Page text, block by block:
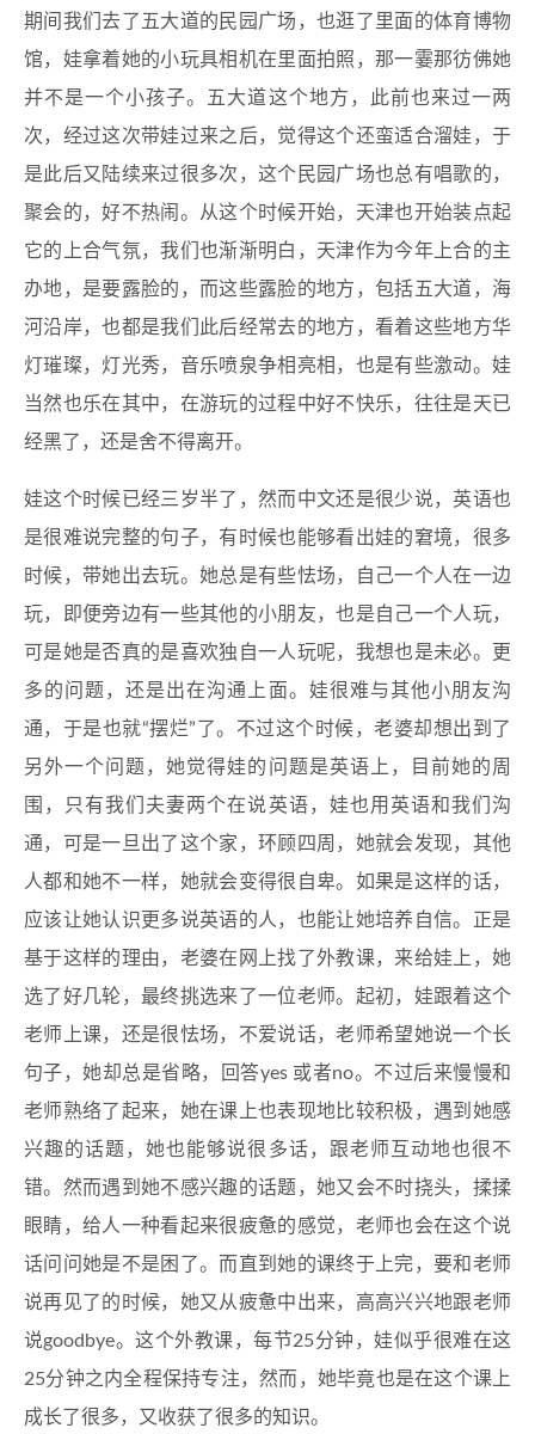
期间我们去了五大道的民园广场，也逛了里面的体育博物
馆，娃拿着她的小玩具相机在里面拍照，那一霎那彷佛她
并不是一个小孩子。五大道这个地方，此前也来过一两
次，经过这次带娃过来之后，觉得这个还蛮适合溜娃，于
是此后又陆续来过很多次，这个民园广场也总有唱歌的，
聚会的，好不热闹。从这个时候开始，天津也开始装点起
它的上合气氛，我们也渐渐明白，天津作为今年上合的主
办地，是要露脸的，而这些露脸的地方，包括五大道，海
河沿岸，也都是我们此后经常去的地方，看着这些地方华
灯璀璨，灯光秀，音乐喷泉争相亮相，也是有些激动。娃
当然也乐在其中，在游玩的过程中好不快乐，往往是天已
经黑了，还是舍不得离开。
娃这个时候已经三岁半了，然而中文还是很少说，英语也
是很难说完整的句子，有时候也能够看出娃的窘境，很多
时候，带她出去玩。她总是有些怯场，自己一个人在一边
玩，即便旁边有一些其他的小朋友，也是自己一个人玩，
可是她是否真的是喜欢独自一人玩呢，我想也是未必。更
多的问题，还是出在沟通上面。娃很难与其他小朋友沟
通，于是也就“摆烂”了。不过这个时候，老婆却想出到了
另外一个问题，她觉得娃的问题是英语上，目前她的周
围，只有我们夫妻两个在说英语，娃也用英语和我们沟
通，可是一旦出了这个家，环顾四周，她就会发现，其他
人都和她不一样，她就会变得很自卑。如果是这样的话，
应该让她认识更多说英语的人，也能让她培养自信。正是
基于这样的理由，老婆在网上找了外教课，来给娃上，她
选了好几轮，最终挑选来了一位老师。起初，娃跟着这个
老师上课，还是很怯场，不爱说话，老师希望她说一个长
句子，她却总是省略，回答yes 或者no。不过后来慢慢和
老师熟络了起来，她在课上也表现地比较积极，遇到她感
兴趣的话题，她也能够说很多话，跟老师互动地也很不
错。然而遇到她不感兴趣的话题，她又会不时挠头，揉揉
眼睛，给人一种看起来很疲惫的感觉，老师也会在这个说
话问问她是不是困了。而直到她的课终于上完，要和老师
说再见了的时候，她又从疲惫中出来，高高兴兴地跟老师
说goodbye。这个外教课，每节25分钟，娃似乎很难在这
25分钟之内全程保持专注，然而，她毕竟也是在这个课上
成长了很多，又收获了很多的知识。